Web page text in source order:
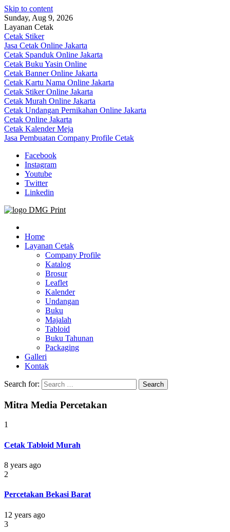
Skip to content
Sunday, Aug 9, 2026
Layanan Cetak
Cetak Stiker
Jasa Cetak Online Jakarta
Cetak Spanduk Online Jakarta
Cetak Buku Yasin Online
Cetak Banner Online Jakarta
Cetak Kartu Nama Online Jakarta
Cetak Stiker Online Jakarta
Cetak Murah Online Jakarta
Cetak Undangan Pernikahan Online Jakarta
Cetak Online Jakarta
Cetak Kalender Meja
Jasa Pembuatan Company Profile Cetak
Facebook
Instagram
Youtube
Twitter
Linkedin
Jasa Cetak Online DMG Printing
Home
Layanan Cetak
Company Profile
Katalog
Brosur
Leaflet
Kalender
Undangan
Buku
Majalah
Tabloid
Buku Tahunan
Packaging
Galleri
Kontak
Search for:
Mitra Media Percetakan
1
Cetak Tabloid Murah
8 years ago
2
Percetakan Bekasi Barat
12 years ago
3